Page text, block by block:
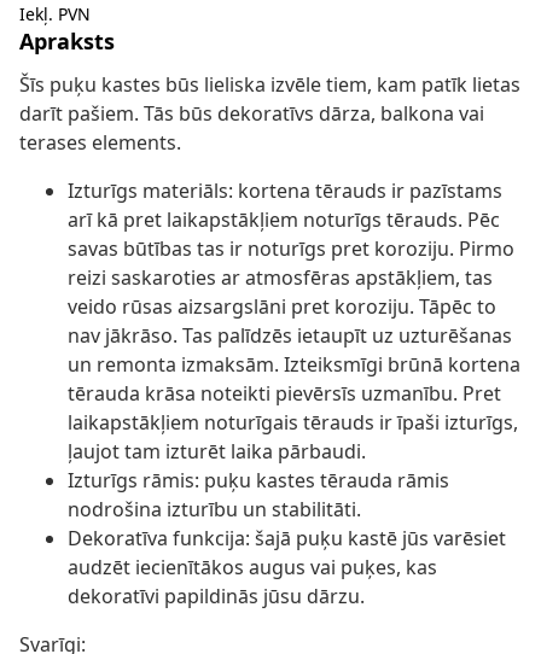
Iekļ. PVN
Apraksts
Šīs puķu kastes būs lieliska izvēle tiem, kam patīk lietas
darīt pašiem. Tās būs dekoratīvs dārza, balkona vai
terases elements.
Izturīgs materiāls: kortena tērauds ir pazīstams
arī kā pret laikapstākļiem noturīgs tērauds. Pēc
savas būtības tas ir noturīgs pret koroziju. Pirmo
reizi saskaroties ar atmosfēras apstākļiem, tas
veido rūsas aizsargslāni pret koroziju. Tāpēc to
nav jākrāso. Tas palīdzēs ietaupīt uz uzturēšanas
un remonta izmaksām. Izteiksmīgi brūnā kortena
tērauda krāsa noteikti pievērsīs uzmanību. Pret
laikapstākļiem noturīgais tērauds ir īpaši izturīgs,
ļaujot tam izturēt laika pārbaudi.
Izturīgs rāmis: puķu kastes tērauda rāmis
nodrošina izturību un stabilitāti.
Dekoratīva funkcija: šajā puķu kastē jūs varēsiet
audzēt iecienītākos augus vai puķes, kas
dekoratīvi papildinās jūsu dārzu.
Svarīgi: